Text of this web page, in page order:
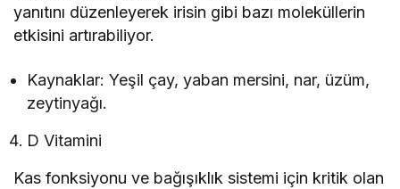
yanıtını düzenleyerek irisin gibi bazı moleküllerin
etkisini artırabiliyor.
Kaynaklar: Yeşil çay, yaban mersini, nar, üzüm,
zeytinyağı.
D Vitamini
Kas fonksiyonu ve bağışıklık sistemi için kritik olan